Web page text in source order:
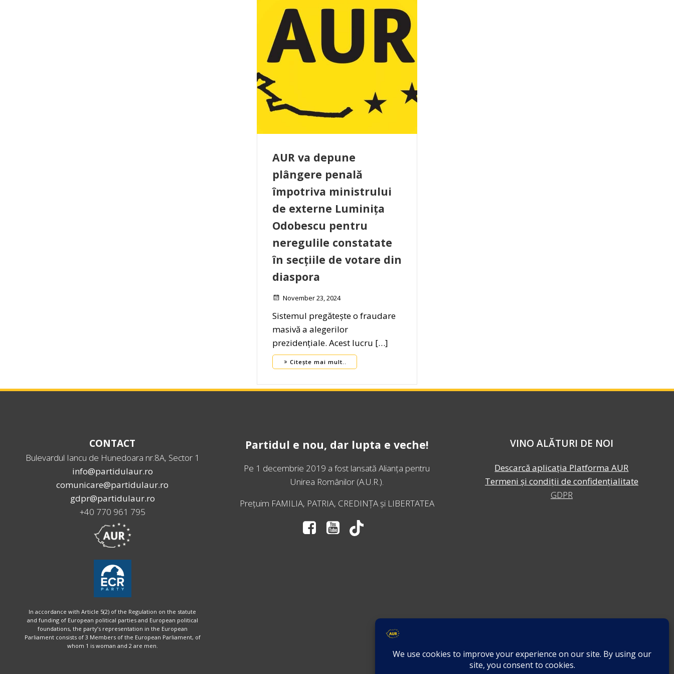
AUR va depune
plângere penală
împotriva ministrului
de externe Luminița
Odobescu pentru
neregulile constatate
în secțiile de votare din
diaspora
November 23, 2024
Sistemul pregătește o fraudare
masivă a alegerilor
prezidențiale. Acest lucru […]
Citește mai mult..
CONTACT
Bulevardul Iancu de Hunedoara nr.8A, Sector 1
info@partidulaur.ro
comunicare@partidulaur.ro
gdpr@partidulaur.ro
+40 770 961 795
In accordance with Article 5(2) of the Regulation on the statute
and funding of European political parties and European political
foundations, the party’s representation in the European
Parliament consists of 3 Members of the European Parliament, of
whom 1 is woman and 2 are men.
Partidul e nou, dar lupta e veche!
Pe 1 decembrie 2019 a fost lansatăAlianța pentru
Unirea Românilor(A.U.R.).
Prețuim FAMILIA, PATRIA, CREDINȚA și LIBERTATEA
VINO ALĂTURI DE NOI
Descarcă aplicația Platforma AUR
Termeni și condiții de confidențialitate
GDPR